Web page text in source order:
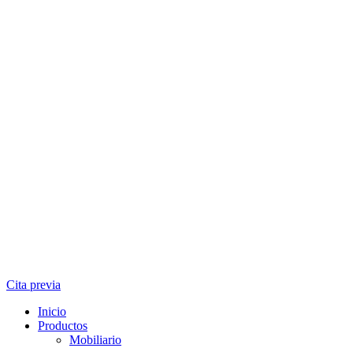
Cita previa
Inicio
Productos
Mobiliario